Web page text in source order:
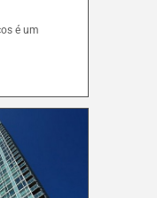
é um